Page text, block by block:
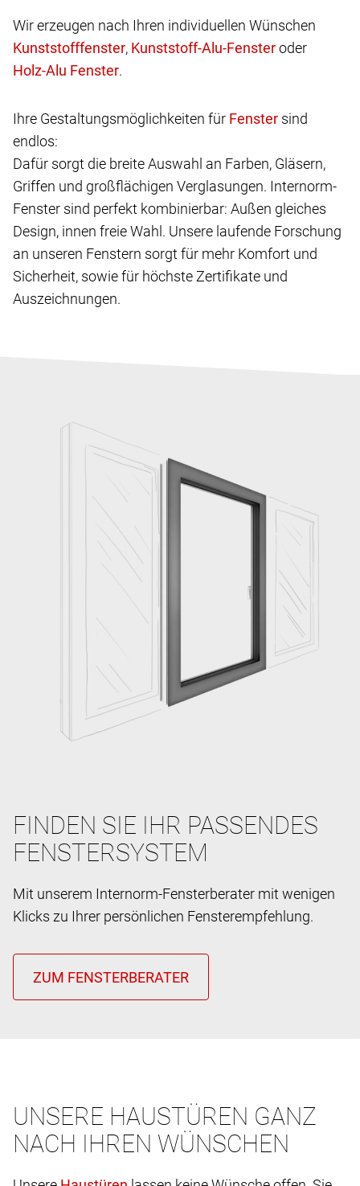
Wir erzeugen nach Ihren individuellen Wünschen
,
oder
.
Ihre Gestaltungsmöglichkeiten für
sind
endlos:
Dafür sorgt die breite Auswahl an Farben, Gläsern,
Griffen und großflächigen Verglasungen. Internorm-
Fenster sind perfekt kombinierbar: Außen gleiches
Design, innen freie Wahl. Unsere laufende Forschung
an unseren Fenstern sorgt für mehr Komfort und
Sicherheit, sowie für höchste Zertifikate und
Auszeichnungen.
FINDEN SIE IHR PASSENDES
FENSTERSYSTEM
Mit unserem Internorm-Fensterberater mit wenigen
Klicks zu Ihrer persönlichen Fensterempfehlung.
UNSERE HAUSTÜREN GANZ
NACH IHREN WÜNSCHEN